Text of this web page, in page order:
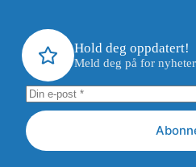
Hold deg oppdatert!
Meld deg på for